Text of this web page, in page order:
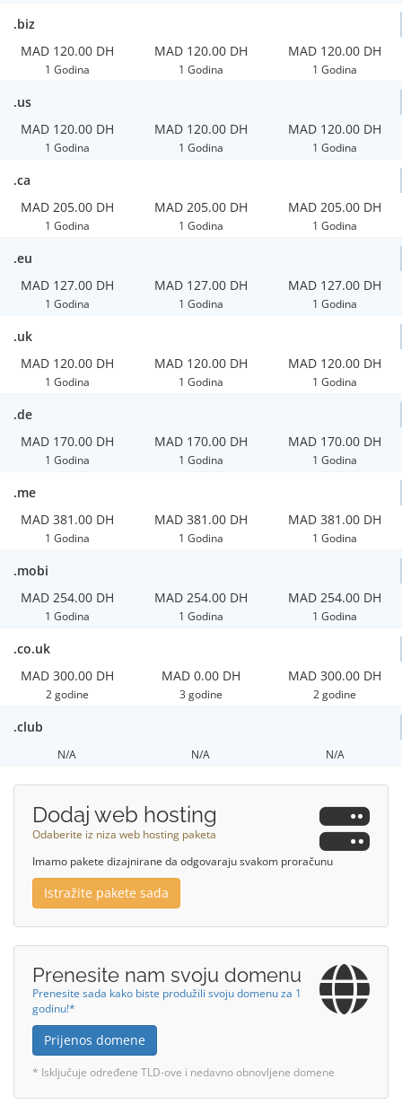
.biz
MAD 120.00 DH
1 Godina
MAD 120.00 DH
1 Godina
MAD 120.00 DH
1 Godina
.us
MAD 120.00 DH
1 Godina
MAD 120.00 DH
1 Godina
MAD 120.00 DH
1 Godina
.ca
MAD 205.00 DH
1 Godina
MAD 205.00 DH
1 Godina
MAD 205.00 DH
1 Godina
.eu
MAD 127.00 DH
1 Godina
MAD 127.00 DH
1 Godina
MAD 127.00 DH
1 Godina
.uk
MAD 120.00 DH
1 Godina
MAD 120.00 DH
1 Godina
MAD 120.00 DH
1 Godina
.de
MAD 170.00 DH
1 Godina
MAD 170.00 DH
1 Godina
MAD 170.00 DH
1 Godina
.me
MAD 381.00 DH
1 Godina
MAD 381.00 DH
1 Godina
MAD 381.00 DH
1 Godina
.mobi
MAD 254.00 DH
1 Godina
MAD 254.00 DH
1 Godina
MAD 254.00 DH
1 Godina
.co.uk
MAD 300.00 DH
2 godine
MAD 0.00 DH
3 godine
MAD 300.00 DH
2 godine
.club
N/A N/A N/A
Dodaj web hosting
Odaberite iz niza web hosting paketa
Imamo pakete dizajnirane da odgovaraju svakom proračunu
Istražite pakete sada
Prenesite nam svoju domenu
Prenesite sada kako biste produžili svoju domenu za 1
godinu!*
Prijenos domene
* Isključuje određene TLD-ove i nedavno obnovljene domene